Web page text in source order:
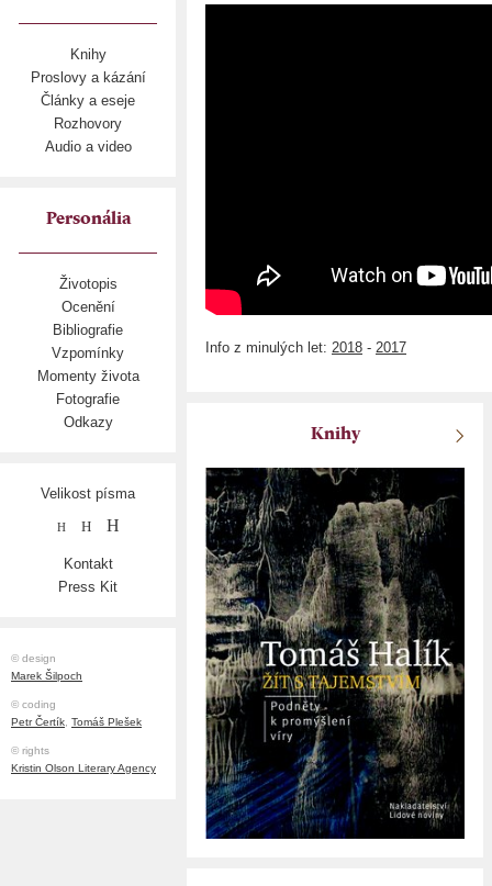
Knihy
Proslovy a kázání
Články a eseje
Rozhovory
Audio a video
Personália
Životopis
Ocenění
Bibliografie
Vzpomínky
Momenty života
Fotografie
Odkazy
Velikost písma
H H H
Kontakt
Press Kit
© design
Marek Šilpoch
© coding
Petr Čertík, Tomáš Plešek
© rights
Kristin Olson Literary Agency
Info z minulých let: 2018 - 2017
Knihy